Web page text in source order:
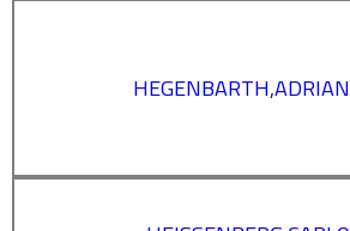
HEGENBARTH,ADRIAN